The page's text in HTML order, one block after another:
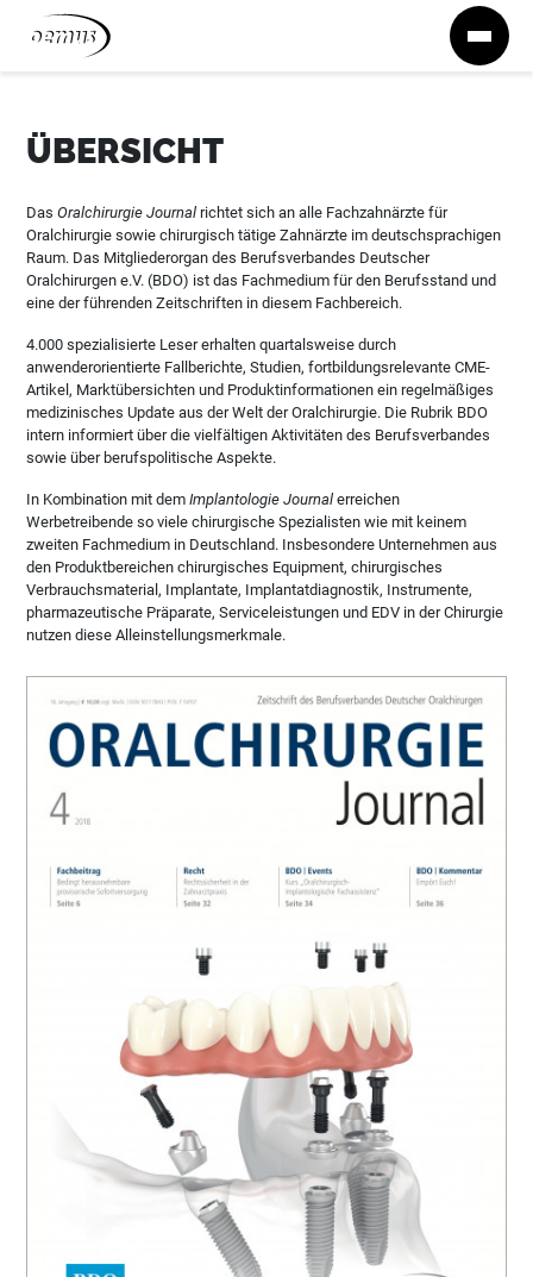
Zum Inhalt springen
ÜBERSICHT
DasOralchirurgie Journal richtet sich an alle Fachzahnärzte für
Oralchirurgie sowie chirurgisch tätige Zahnärzte im deutschsprachigen
Raum. Das Mitgliederorgan des Berufsverbandes Deutscher
Oralchirurgen e.V. (BDO) ist das Fachmedium für den Berufsstand und
eine der führenden Zeitschriften in diesem Fachbereich.
4.000 spezialisierte Leser erhalten quartalsweise durch
anwenderorientierte Fallberichte, Studien, fortbildungsrelevante CME-
Artikel, Marktübersichten und Produktinformationen ein regelmäßiges
medizinisches Update aus der Welt der Oralchirurgie. Die Rubrik BDO
intern informiert über die vielfältigen Aktivitäten des Berufsverbandes
sowie über berufspolitische Aspekte.
In Kombination mit demImplantologie Journal erreichen
Werbetreibende so viele chirurgische Spezialisten wie mit keinem
zweiten Fachmedium in Deutschland. Insbesondere Unternehmen aus
den Produktbereichen chirurgisches Equipment, chirurgisches
Verbrauchsmaterial, Implantate, Implantatdiagnostik, Instrumente,
pharmazeutische Präparate, Serviceleistungen und EDV in der Chirurgie
nutzen diese Alleinstellungsmerkmale.